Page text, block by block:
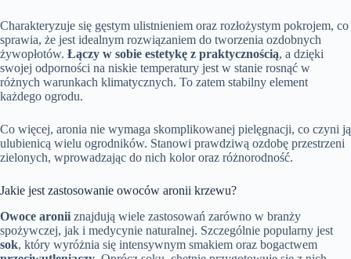
Charakteryzuje się gęstym ulistnieniem oraz rozłożystym pokrojem, co
sprawia, że jest idealnym rozwiązaniem do tworzenia ozdobnych
żywopłotów. Łączy w sobie estetykę z praktycznością, a dzięki
swojej odporności na niskie temperatury jest w stanie rosnąć w
różnych warunkach klimatycznych. To zatem stabilny element
każdego ogrodu.
Co więcej, aronia nie wymaga skomplikowanej pielęgnacji, co czyni ją
ulubienicą wielu ogrodników. Stanowi prawdziwą ozdobę przestrzeni
zielonych, wprowadzając do nich kolor oraz różnorodność.
Jakie jest zastosowanie owoców aronii krzewu?
Owoce aronii znajdują wiele zastosowań zarówno w branży
spożywczej, jak i medycynie naturalnej. Szczególnie popularny jest
sok, który wyróżnia się intensywnym smakiem oraz bogactwem